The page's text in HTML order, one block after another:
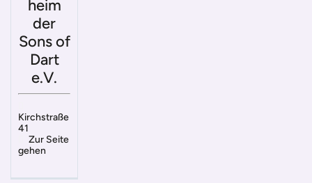
heim
der
Sons of
Dart
e.V.
Kirchstraße
41
Zur Seite
gehen